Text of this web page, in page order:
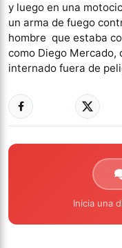
y luego en una
un arma de fuego
hombre que estaba
como Diego Mercado,
internado fuera de
Inicia una